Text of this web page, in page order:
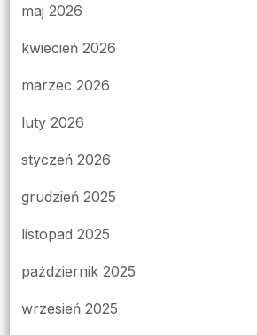
maj 2026
kwiecień 2026
marzec 2026
luty 2026
styczeń 2026
grudzień 2025
listopad 2025
październik 2025
wrzesień 2025